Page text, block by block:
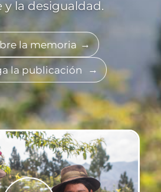
y la desigualdad.
la memoria
la publicación